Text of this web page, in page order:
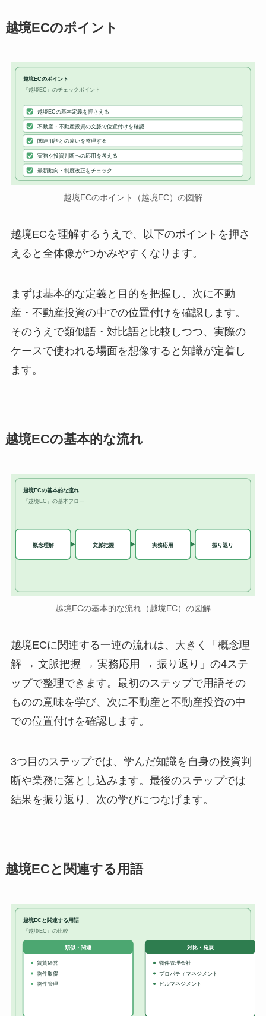
越境ECのポイント
越境ECのポイント
『越境EC』のチェックポイント
越境ECの基本定義を押さえる
不動産・不動産投資の文脈で位置付けを確認
関連用語との違いを整理する
実務や投資判断への応用を考える
最新動向・制度改正をチェック
越境ECのポイント（越境EC）の図解
越境ECを理解するうえで、以下のポイントを押さ
えると全体像がつかみやすくなります。
まずは基本的な定義と目的を把握し、次に不動
産・不動産投資の中での位置付けを確認します。
そのうえで類似語・対比語と比較しつつ、実際の
ケースで使われる場面を想像すると知識が定着し
ます。
越境ECの基本的な流れ
越境ECの基本的な流れ
『越境EC』の基本フロー
概念理解 文脈把握 実務応用 振り返り
越境ECの基本的な流れ（越境EC）の図解
越境ECに関連する一連の流れは、大きく「概念理
解 → 文脈把握 → 実務応用 → 振り返り」の4ステ
ップで整理できます。最初のステップで用語その
ものの意味を学び、次に不動産と不動産投資の中
での位置付けを確認します。
3つ目のステップでは、学んだ知識を自身の投資判
断や業務に落とし込みます。最後のステップでは
結果を振り返り、次の学びにつなげます。
越境ECと関連する用語
越境ECと関連する用語
『越境EC』の比較
類似・関連
賃貸経営
物件取得
物件管理
対比・発展
物件管理会社
プロパティマネジメント
ビルマネジメント